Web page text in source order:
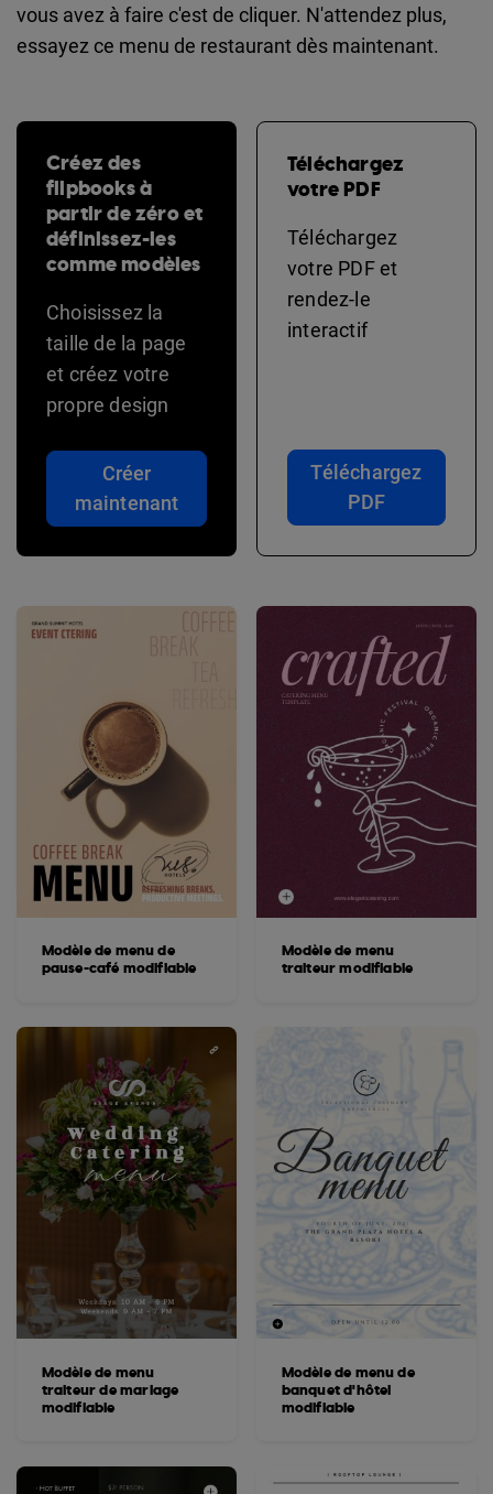
vous avez à faire c'est de cliquer. N'attendez plus,
essayez ce menu de restaurant dès maintenant.
Créez des
flipbooks à
partir de zéro et
définissez-les
comme modèles
Choisissez la
taille de la page
et créez votre
propre design
Créer
maintenant
Téléchargez
votre PDF
Téléchargez
votre PDF et
rendez-le
interactif
Téléchargez
PDF
Modèle de menu de
pause-café modifiable
Modèle de menu
traiteur de mariage
modifiable
Modèle de menu
traiteur modifiable
Modèle de menu de
banquet d'hôtel
modifiable